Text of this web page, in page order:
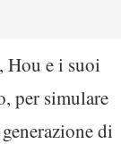
Hou e i suoi
per simulare
di